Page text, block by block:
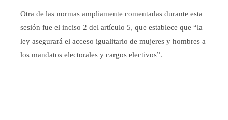
Otra de las normas ampliamente comentadas durante esta
sesión fue el inciso 2 del artículo 5, que establece que “la
ley asegurará el acceso igualitario de mujeres y hombres a
los mandatos electorales y cargos electivos”.